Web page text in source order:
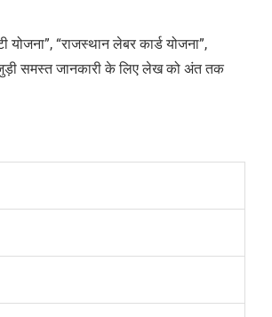
योजना”, “राजस्थान लेबर कार्ड योजना”,
समस्त जानकारी के लिए लेख को अंत तक